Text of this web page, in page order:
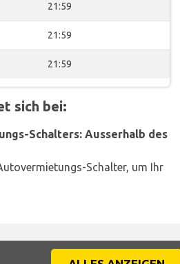
21:59
21:59
21:59
sich bei:
Schalters: Ausserhalb des
Schalter, um Ihr